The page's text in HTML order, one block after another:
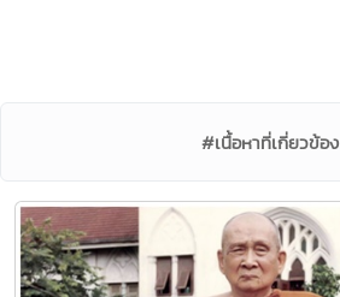
#เนื้อหาที่เกี่ยวข้อง